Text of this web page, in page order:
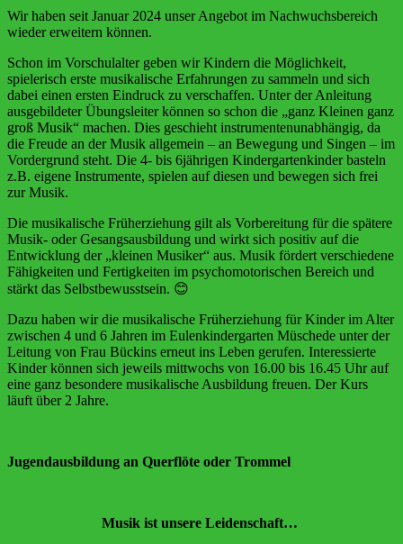
Wir haben seit Januar 2024 unser Angebot im Nachwuchsbereich
wieder erweitern können.
Schon im Vorschulalter geben wir Kindern die Möglichkeit,
spielerisch erste musikalische Erfahrungen zu sammeln und sich
dabei einen ersten Eindruck zu verschaffen. Unter der Anleitung
ausgebildeter Übungsleiter können so schon die „ganz Kleinen ganz
groß Musik“ machen. Dies geschieht instrumentenunabhängig, da
die Freude an der Musik allgemein – an Bewegung und Singen – im
Vordergrund steht. Die 4- bis 6jährigen Kindergartenkinder basteln
z.B. eigene Instrumente, spielen auf diesen und bewegen sich frei
zur Musik.
Die musikalische Früherziehung gilt als Vorbereitung für die spätere
Musik- oder Gesangsausbildung und wirkt sich positiv auf die
Entwicklung der „kleinen Musiker“ aus. Musik fördert verschiedene
Fähigkeiten und Fertigkeiten im psychomotorischen Bereich und
stärkt das Selbstbewusstsein. 😊
Dazu haben wir die musikalische Früherziehung für Kinder im Alter
zwischen 4 und 6 Jahren im Eulenkindergarten Müschede unter der
Leitung von Frau Bückins erneut ins Leben gerufen. Interessierte
Kinder können sich jeweils mittwochs von 16.00 bis 16.45 Uhr auf
eine ganz besondere musikalische Ausbildung freuen. Der Kurs
läuft über 2 Jahre.
Jugendausbildung an Querflöte oder Trommel
Musik ist unsere Leidenschaft…